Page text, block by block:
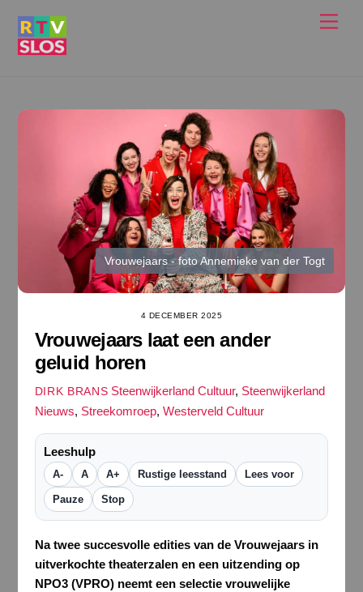
Vrouwejaars - foto Annemieke van der Togt
4 DECEMBER 2025
Vrouwejaars laat een ander
geluid horen
DIRK BRANS Steenwijkerland Cultuur, Steenwijkerland
Nieuws, Streekomroep, Westerveld Cultuur
Leeshulp
A- A A+ Rustige leesstand Lees voor
Pauze Stop
Na twee succesvolle edities van de Vrouwejaars in
uitverkochte theaterzalen en een uitzending op
NPO3 (VPRO) neemt een selectie vrouwelijke